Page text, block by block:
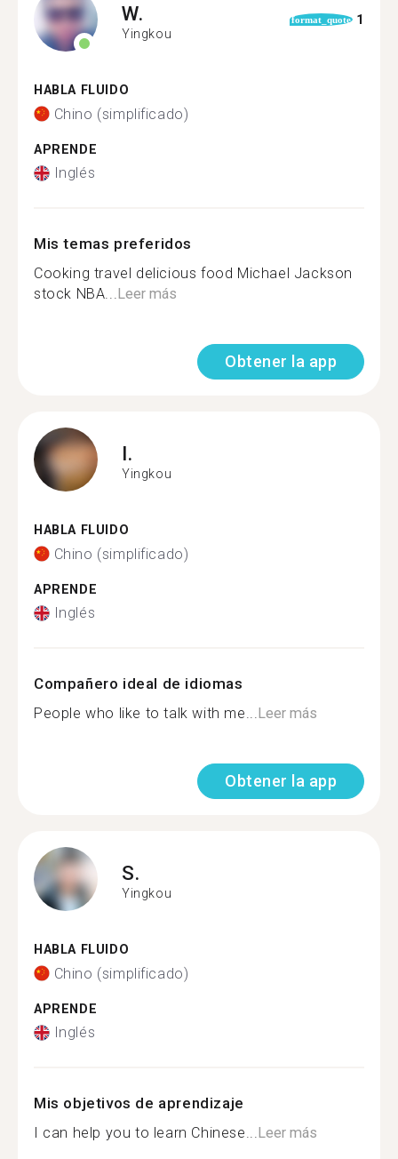
W.
Yingkou
format_quote 1
HABLA FLUIDO
Chino (simplificado)
APRENDE
Inglés
Mis temas preferidos
Cooking travel delicious food Michael Jackson
stock NBA...Leer más
Obtener la app
I.
Yingkou
HABLA FLUIDO
Chino (simplificado)
APRENDE
Inglés
Compañero ideal de idiomas
People who like to talk with me...Leer más
Obtener la app
S.
Yingkou
HABLA FLUIDO
Chino (simplificado)
APRENDE
Inglés
Mis objetivos de aprendizaje
I can help you to learn Chinese...Leer más